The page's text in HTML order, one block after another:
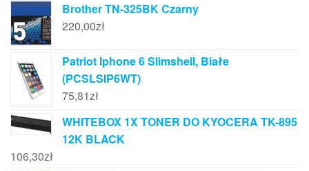
Brother TN-325BK Czarny
220,00zł
Patriot Iphone 6 Slimshell, Białe
(PCSLSIP6WT)
75,81zł
WHITEBOX 1X TONER DO KYOCERA TK-895
12K BLACK
106,30zł